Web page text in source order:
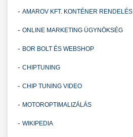
- AMAROV KFT. KONTÉNER RENDELÉS
- ONLINE MARKETING ÜGYNÖKSÉG
- BOR BOLT ÉS WEBSHOP
- CHIPTUNING
- CHIP TUNING VIDEO
- MOTOROPTIMALIZÁLÁS
- WIKIPEDIA